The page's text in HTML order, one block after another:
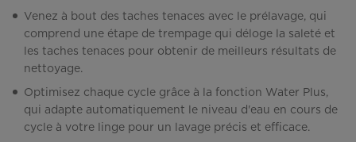
même
page.
Venez à bout des taches tenaces avec le prélavage, qui
comprend une étape de trempage qui déloge la saleté et
les taches tenaces pour obtenir de meilleurs résultats de
nettoyage.
Optimisez chaque cycle grâce à la fonction Water Plus,
qui adapte automatiquement le niveau d'eau en cours de
cycle à votre linge pour un lavage précis et efficace.